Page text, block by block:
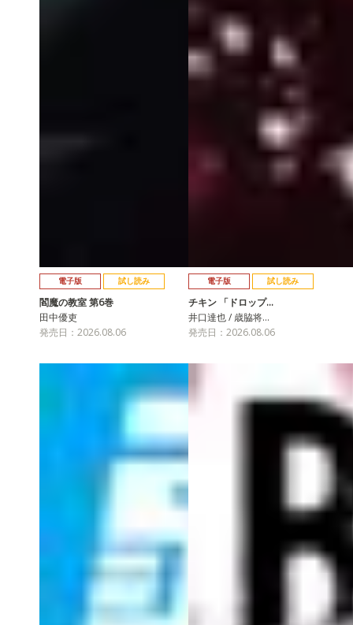
電子版 試し読み
閻魔の教室 第6巻
田中優吏
発売日：2026.08.06
電子版 試し読み
チキン 「ドロップ…
井口達也 / 歳脇将…
発売日：2026.08.06